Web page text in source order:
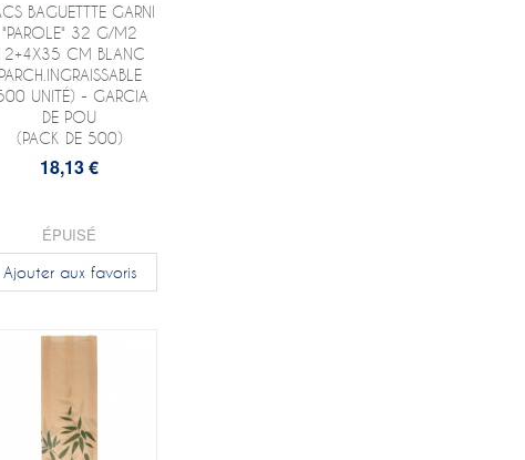
BAGUETTTE GARNI
"PAROLE" 32 G/M2
12+4X35 CM BLANC
PARCH.INGRAISSABLE
UNITÉ) - GARCIA
DE POU
(PACK DE 500)
18,13 €
ÉPUISÉ
Ajouter aux favoris